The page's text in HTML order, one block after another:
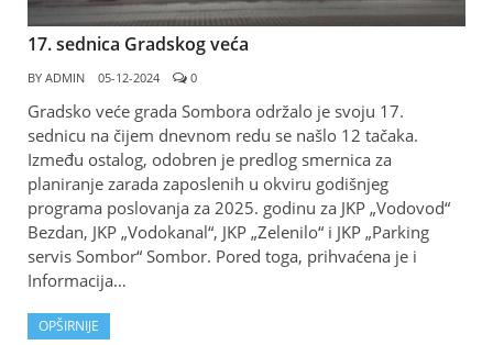
17. sednica Gradskog veća
BY ADMIN 05-12-2024 0
Gradsko veće grada Sombora održalo je svoju 17.
sednicu na čijem dnevnom redu se našlo 12 tačaka.
Između ostalog, odobren je predlog smernica za
planiranje zarada zaposlenih u okviru godišnjeg
programa poslovanja za 2025. godinu za JKP „Vodovod“
Bezdan, JKP „Vodokanal“, JKP „Zelenilo“ i JKP „Parking
servis Sombor“ Sombor. Pored toga, prihvaćena je i
Informacija…
OPŠIRNIJE